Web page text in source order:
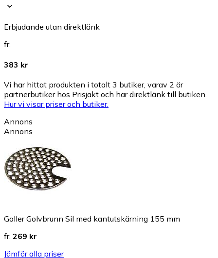
Erbjudande utan direktlänk
fr.
383 kr
Vi har hittat produkten i totalt 3 butiker, varav 2 är
partnerbutiker hos Prisjakt och har direktlänk till butiken.
Hur vi visar priser och butiker.
Annons
Annons
Galler Golvbrunn Sil med kantutskärning 155 mm
fr. 269 kr
Jämför alla priser